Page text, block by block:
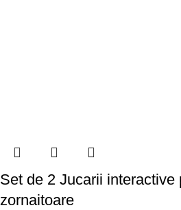
Set de 2 Jucarii interactive
zornaitoare